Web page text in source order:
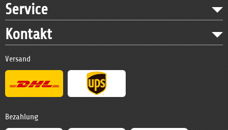
Service
Kontakt
Versand
Bezahlung